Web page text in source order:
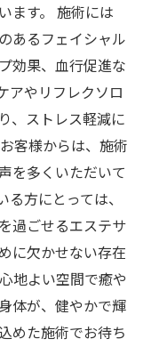
ます。 施術には
あるフェイシャル
効果、血行促進な
アやリフレクソロ
、ストレス軽減に
客様からは、施術
を多くいただいて
方にとっては、
過ごせるエステサ
に欠かせない存在
地よい空間で癒や
体が、健やかで輝
めた施術でお待ち